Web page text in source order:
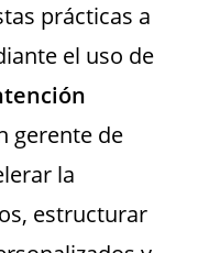
prácticas a
el uso de
gerente de
la
estructurar